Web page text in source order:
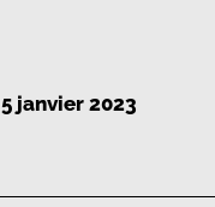
5 janvier 2023